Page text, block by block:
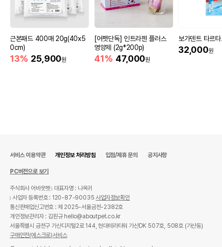
근본패드 400매 20g(40x5
0cm)
13% 25,900원
[어펫단독] 인트라젠 플러스
영양제 (2g*200p)
41% 47,000원
보가덴트 타르
32,000원
서비스 이용약관 개인정보 처리방침 입점/제휴 문의 공지사항
PC버전으로 보기
주식회사 어바웃펫
대표자명 : 나옥귀
사업자 등록번호 : 120-87-90035사업자정보확인
통신판매업신고번호 : 제 2025-서울금천-2382호
개인정보관리자 : 김원규 hello@aboutpet.co.kr
서울특별시 금천구 가산디지털2로 144, 현대테라타워 가산DK 507호, 508호 (가산동)
구매안전(에스크로)서비스